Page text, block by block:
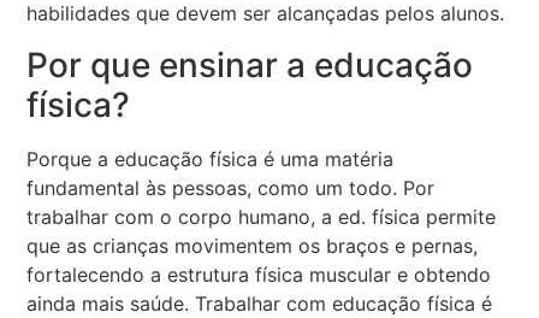
habilidades que devem ser alcançadas pelos alunos.
Por que ensinar a educação
física?
Porque a educação física é uma matéria
fundamental às pessoas, como um todo. Por
trabalhar com o corpo humano, a ed. física permite
que as crianças movimentem os braços e pernas,
fortalecendo a estrutura física muscular e obtendo
ainda mais saúde. Trabalhar com educação física é